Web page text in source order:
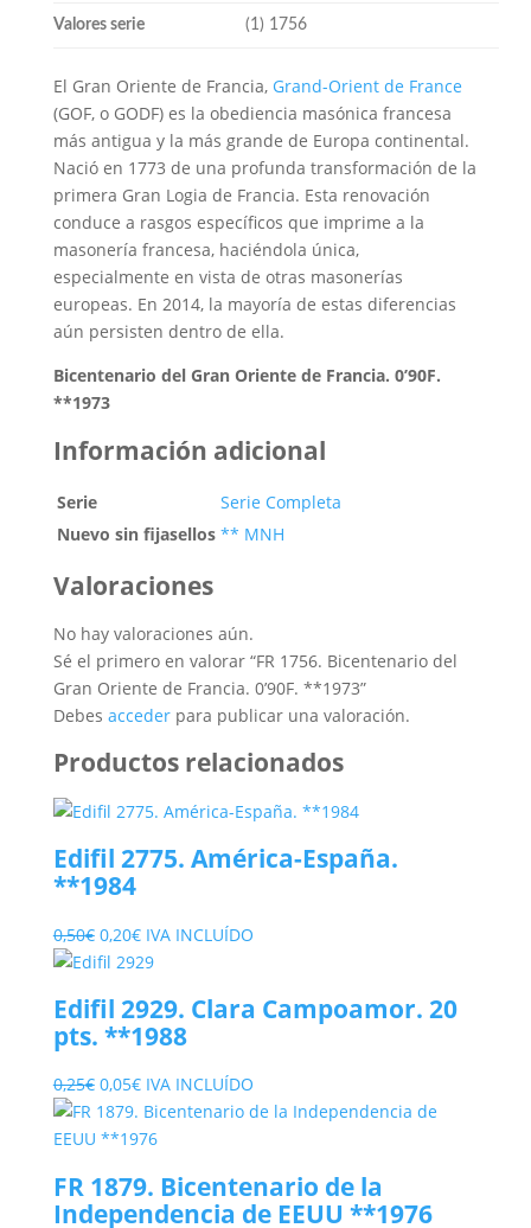
Valores serie (1) 1756
El Gran Oriente de Francia, Grand-Orient de France
(GOF, o GODF) es la obediencia masónica francesa
más antigua y la más grande de Europa continental.
Nació en 1773 de una profunda transformación de la
primera Gran Logia de Francia. Esta renovación
conduce a rasgos específicos que imprime a la
masonería francesa, haciéndola única,
especialmente en vista de otras masonerías
europeas. En 2014, la mayoría de estas diferencias
aún persisten dentro de ella.
Bicentenario del Gran Oriente de Francia. 0’90F.
**1973
Información adicional
Serie
Serie Completa
Nuevo sin fijasellos ** MNH
Valoraciones
No hay valoraciones aún.
Sé el primero en valorar “FR 1756. Bicentenario del
Gran Oriente de Francia. 0’90F. **1973”
Debes accederpara publicar una valoración.
Productos relacionados
Edifil 2775. América-España.
**1984
0,50€ El
precio
era:
0,50€.
0,20€El
precio
es:
0,20€.
IVA INCLUÍDO
Edifil 2929. Clara Campoamor. 20
pts. **1988
0,25€ El
precio
original
0,25€.
0,05€El
precio
actual
0,05€.
IVA INCLUÍDO
FR 1879. Bicentenario de la
Independencia de EEUU **1976